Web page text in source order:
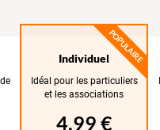
POPULAIRE
Individuel
Idéal pour les particuliers
et les associations
4,99 €